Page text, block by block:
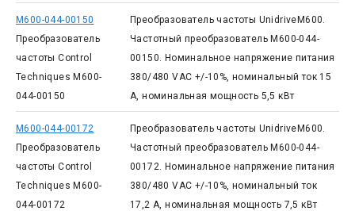
M600-044-00150
Преобразователь
частоты Control
Techniques M600-
044-00150
Преобразователь частоты UnidriveM600.
Частотный преобразователь M600-044-
00150. Номинальное напряжение питания
380/480 VAC +/-10%, номинальный ток 15
А, номинальная мощность 5,5 кВт
M600-044-00172
Преобразователь
частоты Control
Techniques M600-
044-00172
Преобразователь частоты UnidriveM600.
Частотный преобразователь M600-044-
00172. Номинальное напряжение питания
380/480 VAC +/-10%, номинальный ток
17,2 А, номинальная мощность 7,5 кВт